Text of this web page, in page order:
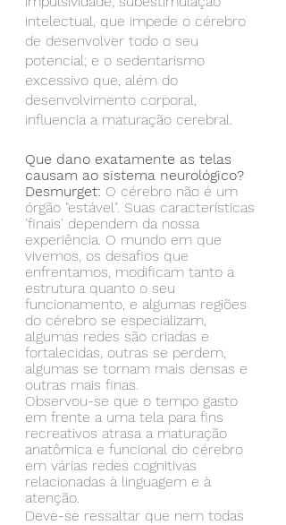
intelectual, que impede o cérebro
de desenvolver todo o seu
potencial; e o sedentarismo
excessivo que, além do
desenvolvimento corporal,
influencia a maturação cerebral.
Que dano exatamente as telas
causam ao sistema neurológico?
Desmurget: O cérebro não é um
órgão "estável". Suas características
'finais' dependem da nossa
experiência. O mundo em que
vivemos, os desafios que
enfrentamos, modificam tanto a
estrutura quanto o seu
funcionamento, e algumas regiões
do cérebro se especializam,
algumas redes são criadas e
fortalecidas, outras se perdem,
algumas se tornam mais densas e
outras mais finas.
Observou-se que o tempo gasto
em frente a uma tela para fins
recreativos atrasa a maturação
anatômica e funcional do cérebro
em várias redes cognitivas
relacionadas à linguagem e à
atenção.
Deve-se ressaltar que nem todas